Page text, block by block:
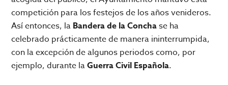
competición para los festejos de los años venideros.
Así entonces, la Bandera de la Conchase ha
celebrado prácticamente de manera ininterrumpida,
con la excepción de algunos periodos como, por
ejemplo, durante laGuerra Civil Española.